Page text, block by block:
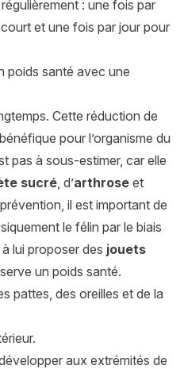
: une fois par
et une fois par jour pour
poids santé avec une
Cette réduction de
pour l’organisme du
pas à sous-estimer, car elle
sucré, d’arthrose et
il est important de
le félin par le biais
lui proposer des jouets
un poids santé.
pattes, des oreilles et de la
aux extrémités de